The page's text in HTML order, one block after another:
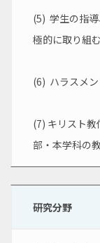
(5)  学生の指
極的に取り組む
(6)  ハラスメ
(7) キリスト
部・本学科の
研究分野